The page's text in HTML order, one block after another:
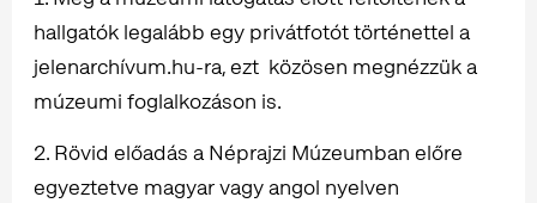
hallgatók legalább egy privátfotót történettel a
jelenarchívum.hu-ra, ezt közösen megnézzük a
múzeumi foglalkozáson is.
2. Rövid előadás a Néprajzi Múzeumban előre
egyeztetve magyar vagy angol nyelven